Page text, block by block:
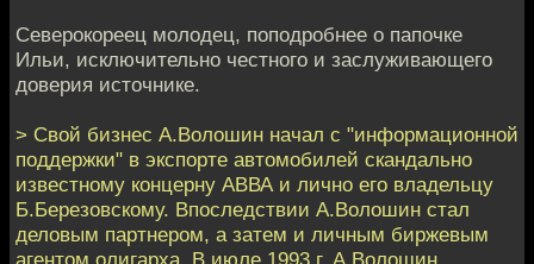
Северокореец молодец, поподробнее о папочке
Ильи, исключительно честного и заслуживающего
доверия источнике.
> Свой бизнес А.Волошин начал с "информационной
поддержки" в экспорте автомобилей скандально
известному концерну АВВА и лично его владельцу
Б.Березовскому. Впоследствии А.Волошин стал
деловым партнером, а затем и личным биржевым
агентом олигарха. В июле 1993 г. А.Волошин